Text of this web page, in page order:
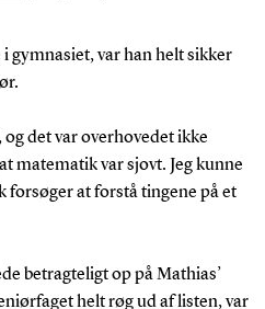
gymnasiet, var han helt sikker
det var overhovedet ikke
matematik var sjovt. Jeg kunne
forsøger at forstå tingene på et
betragteligt op på Mathias’
helt røg ud af listen, var